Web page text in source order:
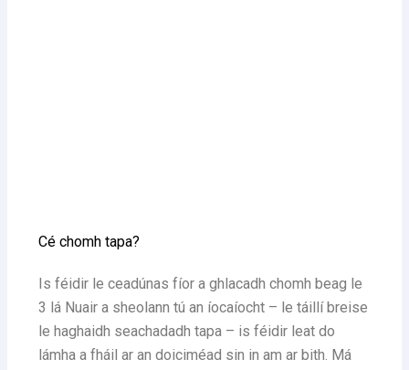
Cé chomh tapa?
Is féidir le ceadúnas fíor a ghlacadh chomh beag le
3 lá Nuair a sheolann tú an íocaíocht – le táillí breise
le haghaidh seachadadh tapa – is féidir leat do
lámha a fháil ar an doiciméad sin in am ar bith. Má